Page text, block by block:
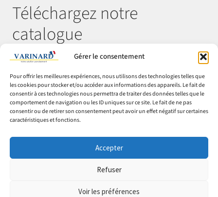
Gérer le consentement
Pour offrir les meilleures expériences, nous utilisons des technologies telles que
les cookies pour stocker et/ou accéder aux informations des appareils. Le fait de
consentir à ces technologies nous permettra de traiter des données telles que le
comportement de navigation ou les ID uniques sur ce site. Le fait de ne pas
consentir ou de retirer son consentement peut avoir un effet négatif sur certaines
caractéristiques et fonctions.
Accepter
Refuser
Voir les préférences
Téléchargez notre
catalogue
© Varinard 2026